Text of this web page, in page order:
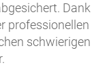
Dank
professionellen
schwierigen